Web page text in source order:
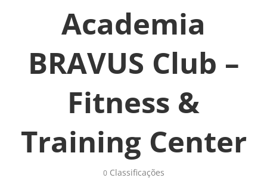
Academia
BRAVUS Club –
Fitness &
Training Center
0Classificações